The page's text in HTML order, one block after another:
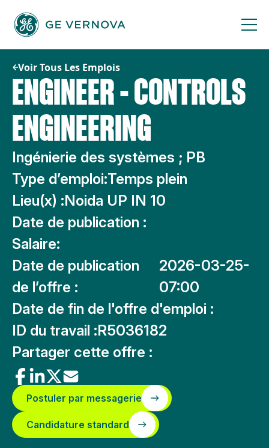
contenu
Voir Tous Les Emplois
ENGINEER - CONTROLS
ENGINEERING
Ingénierie des systèmes ; PB
Type d’emploi:Temps plein
Lieu(x) :Noida UP IN 10
Date de publication :
Salaire:
Date de publication
de l’offre :
2026-03-25-
07:00
Date de fin de l'offre d'emploi :
ID du travail :R5036182
Partager cette offre :
Postuler par messagerie
Candidature standard